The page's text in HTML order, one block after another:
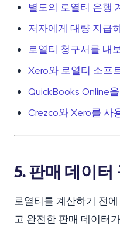
별도의 로열티 은행
저자에게 대량 지급
로열티 청구서를 내
Xero와 로열티 소프
QuickBooks Online
Crezco와 Xero를 사
5. 판매 데이터
로열티를 계산하기 전
고 완전한 판매 데이터